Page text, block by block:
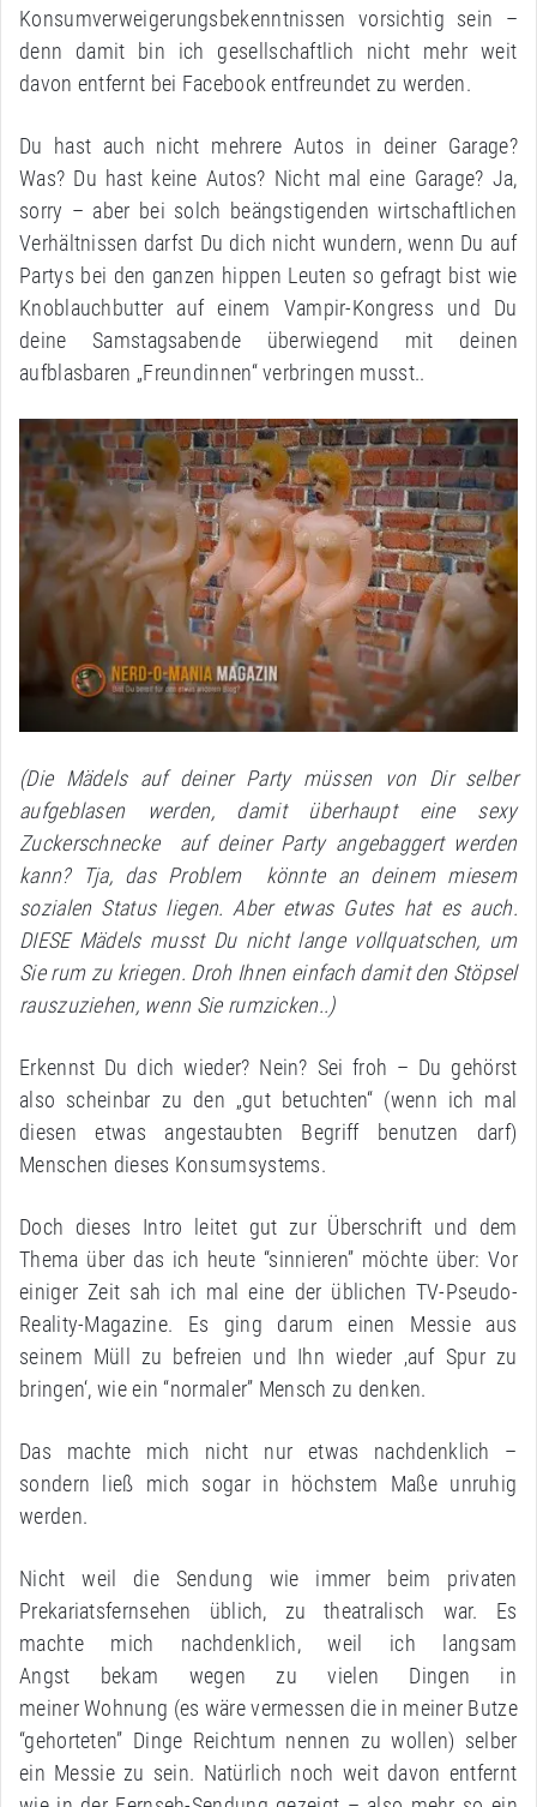
Konsumverweigerungsbekenntnissen vorsichtig sein –
denn damit bin ich gesellschaftlich nicht mehr weit
davon entfernt bei Facebook entfreundet zu werden.
Du hast auch nicht mehrere Autos in deiner Garage?
Was? Du hast keine Autos? Nicht mal eine Garage? Ja,
sorry – aber bei solch beängstigenden wirtschaftlichen
Verhältnissen darfst Du dich nicht wundern, wenn Du auf
Partys bei den ganzen hippen Leuten so gefragt bist wie
Knoblauchbutter auf einem Vampir-Kongress und Du
deine Samstagsabende überwiegend mit deinen
aufblasbaren „Freundinnen“ verbringen musst..
(Die Mädels auf deiner Party müssen von Dir selber
aufgeblasen werden, damit überhaupt eine sexy
Zuckerschnecke auf deiner Party angebaggert werden
kann? Tja, das Problem könnte an deinem miesem
sozialen Status liegen. Aber etwas Gutes hat es auch.
DIESE Mädels musst Du nicht lange vollquatschen, um
Sie rum zu kriegen. Droh Ihnen einfach damit den Stöpsel
rauszuziehen, wenn Sie rumzicken..)
Erkennst Du dich wieder? Nein? Sei froh – Du gehörst
also scheinbar zu den „gut betuchten“ (wenn ich mal
diesen etwas angestaubten Begriff benutzen darf)
Menschen dieses Konsumsystems.
Doch dieses Intro leitet gut zur Überschrift und dem
Thema über das ich heute “sinnieren” möchte über: Vor
einiger Zeit sah ich mal eine der üblichen TV-Pseudo-
Reality-Magazine. Es ging darum einen Messie aus
seinem Müll zu befreien und Ihn wieder ‚auf Spur zu
bringen‘, wie ein “normaler” Mensch zu denken.
Das machte mich nicht nur etwas nachdenklich –
sondern ließ mich sogar in höchstem Maße unruhig
werden.
Nicht weil die Sendung wie immer beim privaten
Prekariatsfernsehen üblich, zu theatralisch war. Es
machte mich nachdenklich, weil ich langsam
Angst bekam wegen zu vielen Dingen in
meiner Wohnung (es wäre vermessen die in meiner Butze
“gehorteten” Dinge Reichtum nennen zu wollen) selber
ein Messie zu sein. Natürlich noch weit davon entfernt